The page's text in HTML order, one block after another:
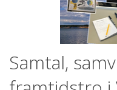
Samtal,